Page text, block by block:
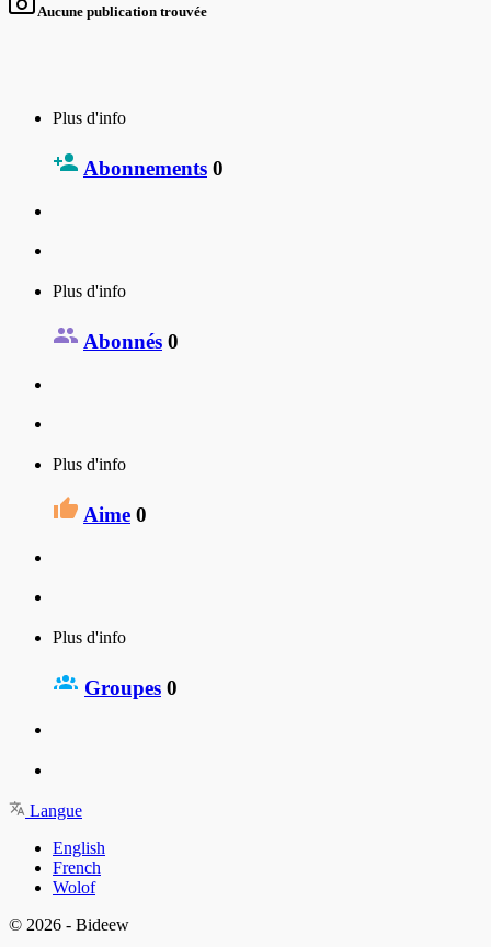
Aucune publication trouvée
Plus d'info
Abonnements 0
Plus d'info
Abonnés 0
Plus d'info
Aime 0
Plus d'info
Groupes 0
Langue
English
French
Wolof
© 2026 - Bideew